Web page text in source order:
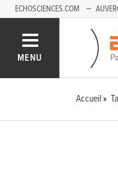
ECHOSCIENCES.COM
SAVOIE
MENU
Accueil